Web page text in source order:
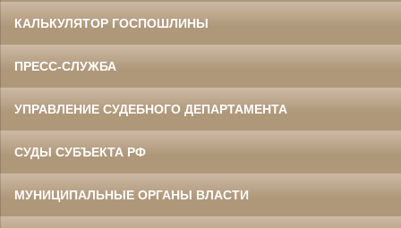
КАЛЬКУЛЯТОР ГОСПОШЛИНЫ
ПРЕСС-СЛУЖБА
УПРАВЛЕНИЕ СУДЕБНОГО ДЕПАРТАМЕНТА
СУДЫ СУБЪЕКТА РФ
МУНИЦИПАЛЬНЫЕ ОРГАНЫ ВЛАСТИ